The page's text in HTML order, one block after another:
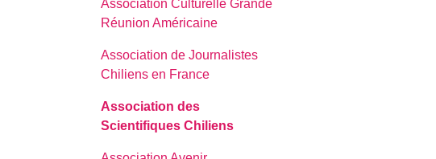
Association Culturelle Grande
Réunion Américaine
Association de Journalistes
Chiliens en France
Association des
Scientifiques Chiliens